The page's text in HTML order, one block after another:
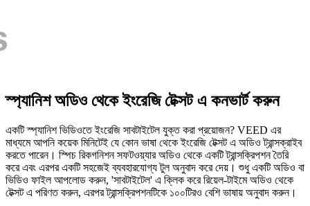
স্প্যানিশ অডিও থেকে ইংরেজি টেক্সট এ কনভার্ট করুন
একটি স্প্যানিশ ভিডিওতে ইংরেজি সাবটাইটেল যুক্ত করা প্রয়োজন? VEED এর
মাধ্যমে আপনি কয়েক মিনিটেই যে কোন ভাষা থেকে ইংরেজি টেক্সট এ অডিও ট্রান্সক্রাইব
করতে পারেন। স্পিচ রিকগনিশন সফটওয়্যার অডিও থেকে একটি ট্রান্সক্রিপশন তৈরি
করে এবং এরপর একটি সহজেই ব্যবহারযোগ্য টুল অনুবাদ করে দেয়। শুধু একটি অডিও বা
ভিডিও ফাইল আপলোড করুন, 'সাবটাইটেল' এ ক্লিক করে রিয়েল-টাইমে অডিও থেকে
টেক্সট এ পরিণত করুন, এরপর ট্রান্সক্রিপশনটিকে ১০০টিরও বেশি ভাষায় অনুবাদ করুন।